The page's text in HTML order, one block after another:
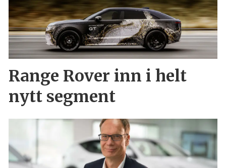
Range Rover inn i helt
nytt segment